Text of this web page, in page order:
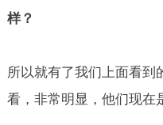
样？
所以就有了我们上面看到
看，非常明显，他们现在